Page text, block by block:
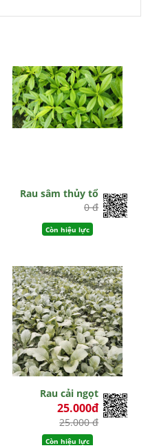
Rau sâm thủy tổ
0 đ
Còn hiệu lực
Rau cải ngọt
25.000đ
25.000 đ
Còn hiệu lực